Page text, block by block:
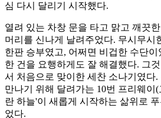
심 다시 달리기 시작했다.
열려 있는 차창 문을 타고 맑고 깨끗
머리를 신나게 날려주었다. 무시무시
한판 승부였고, 어쩌면 비겁한 수단
한 건을 요행하게도 잘 해결했다. 그
서 처음으로 맞이한 세찬 소나기였다
만나기 위해 달려가는 10번 프리웨이
란 하늘'이 새롭게 시작하는 삶위로
었다.